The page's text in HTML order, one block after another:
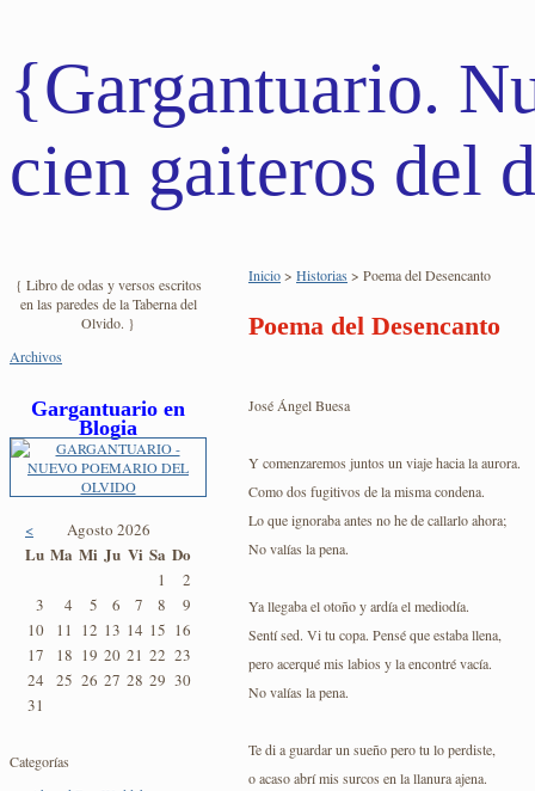
{Gargantuario.
cien gaiteros del
{ Libro de odas y versos escritos
en las paredes de la Taberna del
Olvido. }
Archivos
Gargantuario en
Blogia
< Agosto 2026
Lu Ma Mi Ju Vi Sa Do
1
2
3
4 5 6 7 8
9
10
11 12 13 14 15 16
17
18 19 20 21 22 23
24
25 26 27 28 29 30
31
Categorías
Inicio> Historias > Poema del Desencanto
Poema del Desencanto
José Ángel Buesa
Y comenzaremos juntos un viaje hacia la aurora.
Como dos fugitivos de la misma condena.
Lo que ignoraba antes no he de callarlo ahora;
No valías la pena.
Ya llegaba el otoño y ardía el mediodía.
Sentí sed. Vi tu copa. Pensé que estaba llena,
pero acerqué mis labios y la encontré vacía.
No valías la pena.
Te di a guardar un sueño pero tu lo perdiste,
o acaso abrí mis surcos en la llanura ajena.